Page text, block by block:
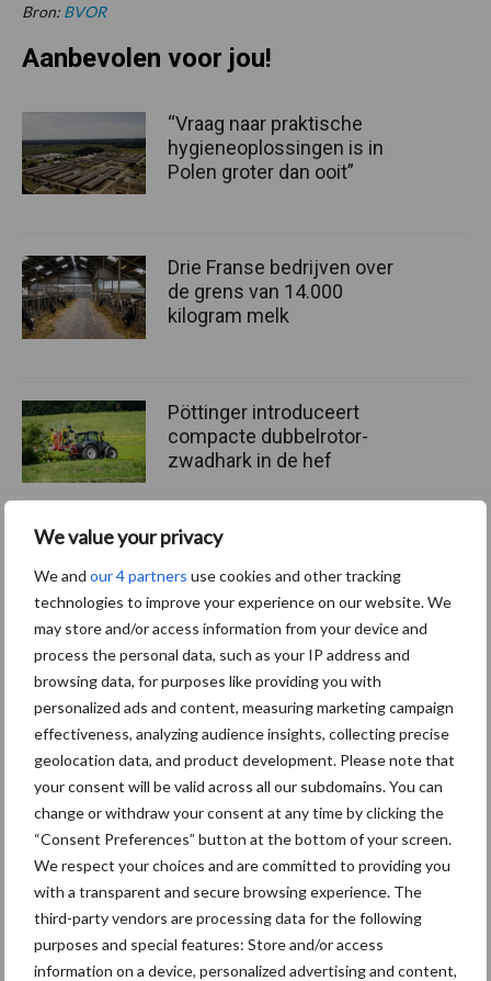
We value your privacy
We and our 4 partners use cookies and other tracking
technologies to improve your experience on our website. We
may store and/or access information from your device and
process the personal data, such as your IP address and
browsing data, for purposes like providing you with
personalized ads and content, measuring marketing campaign
effectiveness, analyzing audience insights, collecting precise
geolocation data, and product development. Please note that
your consent will be valid across all our subdomains. You can
change or withdraw your consent at any time by clicking the
“Consent Preferences” button at the bottom of your screen.
We respect your choices and are committed to providing you
with a transparent and secure browsing experience. The
third-party vendors are processing data for the following
purposes and special features: Store and/or access
information on a device, personalized advertising and content,
Bron: BVOR
Aanbevolen voor jou!
“Vraag naar praktische
hygieneoplossingen is in
Polen groter dan ooit”
Drie Franse bedrijven over
de grens van 14.000
kilogram melk
Pöttinger introduceert
compacte dubbelrotor-
zwadhark in de hef
Themapagina's
Diergezondheid Bemesting Fokkerij
Bedrijfsnieuws
Ligbox &
Voerhekken
Toon meer